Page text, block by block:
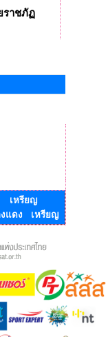
ราชภัฏ
เหรียญ
แดง เหรียญ